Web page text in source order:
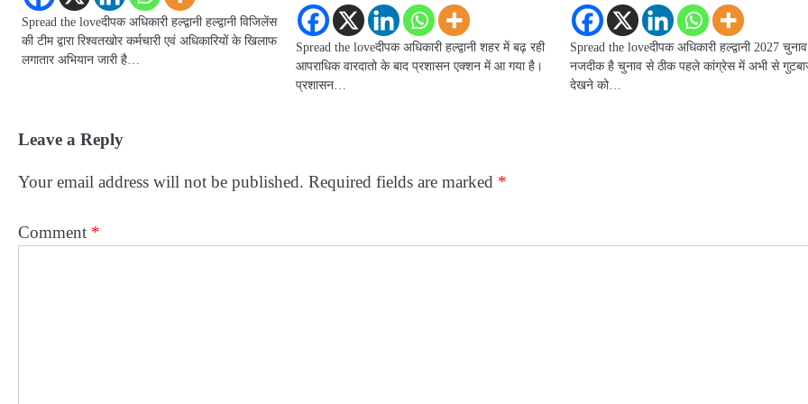
Spread the loveदीपक अधिकारी हल्द्वानी हल्द्वानी विजिलेंस
की टीम द्वारा रिश्वतखोर कर्मचारी एवं अधिकारियों के खिलाफ
लगातार अभियान जारी है…
Spread the loveदीपक अधिकारी हल्द्वानी शहर में बढ़ रही
आपराधिक वारदातो के बाद प्रशासन एक्शन में आ गया है।
प्रशासन…
Spread the loveदीपक अधिकारी हल्द्वानी 2027 चुनाव
नजदीक है चुनाव से ठीक पहले कांग्रेस में अभी से
देखने को…
Leave a Reply
Your email address will not be published. Required fields are marked *
Comment *